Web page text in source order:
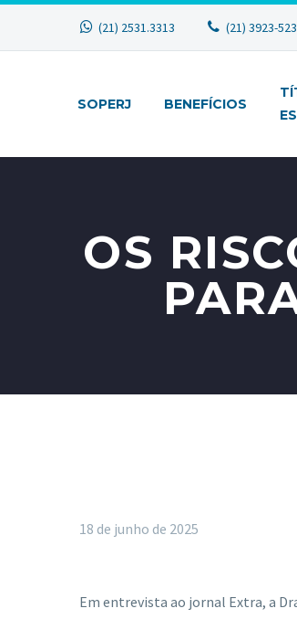
(21) 2531.3313 (21) 3923-
SOPERJ BENEFÍCIOS
OS
18 de junho de 2025
Em entrevista ao jornal Extra, a